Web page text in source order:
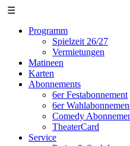
☰
Programm
Spielzeit 26/27
Vermietungen
Matineen
Karten
Abonnements
6er Festabonnement
6er
Comedy
TheaterCard
Service